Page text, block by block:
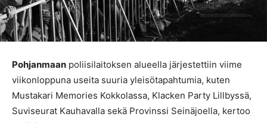
Pohjanmaan poliisilaitoksen alueella järjestettiin viime
viikonloppuna useita suuria yleisötapahtumia, kuten
Mustakari Memories Kokkolassa, Klacken Party Lillbyssä,
Suviseurat Kauhavalla sekä Provinssi Seinäjoella, kertoo